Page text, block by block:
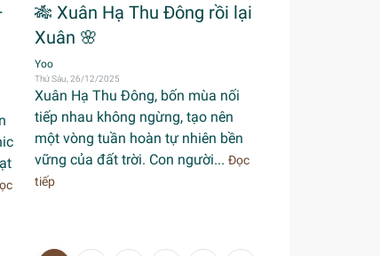
🎋 Xuân Hạ Thu Đông rồi lại
Xuân 🌸
Yoo
Thứ Sáu, 26/12/2025
Xuân Hạ Thu Đông, bốn mùa nối
tiếp nhau không ngừng, tạo nên
một vòng tuần hoàn tự nhiên bền
vững của đất trời. Con người... Đọc
tiếp